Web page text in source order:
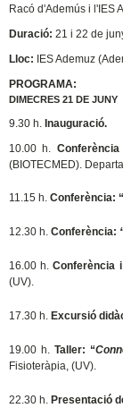
Racó d'Ademús i l'IES
Duració: 21 i 22 de
Lloc: IES Ademuz
PROGRAMA:
DIMECRES 21 DE JUNY
9.30 h. Inauguració.
10.00 h.
(BIOTECMED).
11.15 h. Conferència: “
12.30 h. Conferència:
16.00 h.Conferència
(UV).
17.30 h. Excursió
19.00 h.Taller: “
Fisioteràpia, (UV).
22.30 h. Presentació